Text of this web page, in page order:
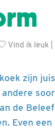
Vind ik leuk
zijn
de
Even